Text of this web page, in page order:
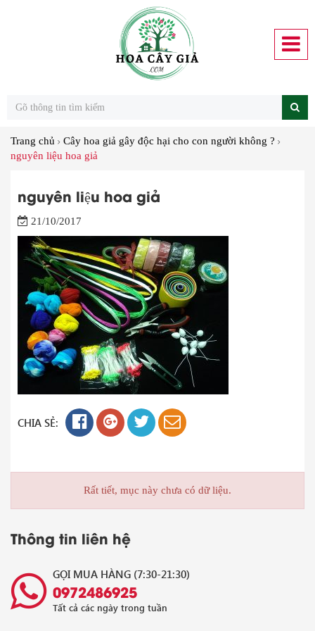
Trang chủ
Cây hoa giả gây độc hại cho con người không ?
nguyên liệu hoa giả
nguyên liệu hoa giả
21/10/2017
CHIA SẺ:
Rất tiết, mục này chưa có dữ liệu.
Thông tin liên hệ
GỌI MUA HÀNG (7:30-21:30)
0972486925
Tất cả các ngày trong tuần